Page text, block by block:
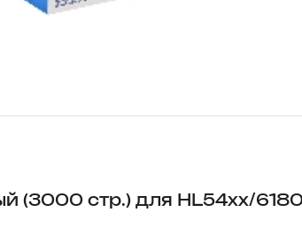
(3000 стр.) для HL54xx/